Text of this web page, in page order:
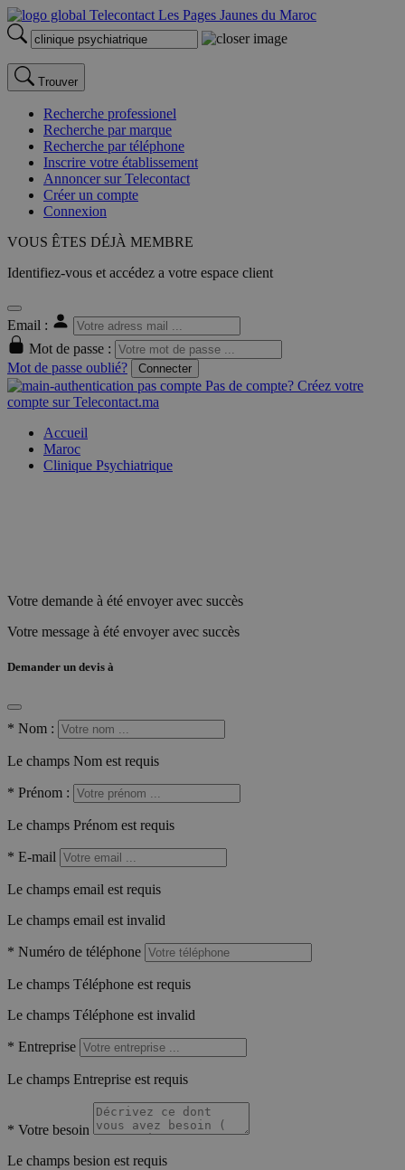
Trouver
Recherche professionel
Recherche par marque
Recherche par téléphone
Inscrire votre établissement
Annoncer sur Telecontact
Créer un compte
Connexion
VOUS ÊTES DÉJÀ MEMBRE
Identifiez-vous et accédez a votre espace client
Email :
Mot de passe :
Mot de passe oublié?
Connecter
Pas de compte? Créez votre
compte sur Telecontact.ma
Accueil
Maroc
Clinique Psychiatrique
Votre demande à été envoyer avec succès
Votre message à été envoyer avec succès
Demander un devis à
* Nom :
Le champs Nom est requis
* Prénom :
Le champs Prénom est requis
* E-mail
Le champs email est requis
Le champs email est invalid
* Numéro de téléphone
Le champs Téléphone est requis
Le champs Téléphone est invalid
* Entreprise
Le champs Entreprise est requis
* Votre besoin
Le champs besion est requis